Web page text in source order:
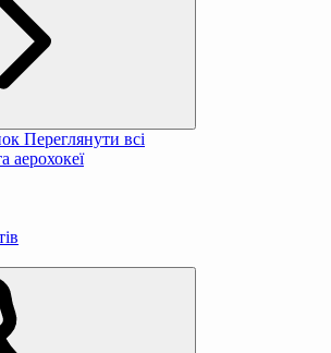
Переглянути всі
аерохокеї